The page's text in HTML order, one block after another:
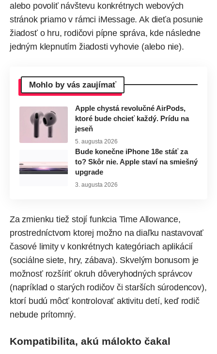
alebo povoliť návštevu konkrétnych webových
stránok priamo v rámci iMessage. Ak dieťa posunie
žiadosť o hru, rodičovi pípne správa, kde následne
jedným klepnutím žiadosti vyhovie (alebo nie).
Mohlo by vás zaujímať
Apple chystá revolučné AirPods,
ktoré bude chcieť každý. Prídu na
jeseň
5. augusta 2026
Bude konečne iPhone 18e stáť za
to? Skôr nie. Apple staví na smiešný
upgrade
3. augusta 2026
Za zmienku tiež stojí funkcia Time Allowance,
prostredníctvom ktorej možno na diaľku nastavovať
časové limity v konkrétnych kategóriach aplikácií
(sociálne siete, hry, zábava). Skvelým bonusom je
možnosť rozšíriť okruh dôveryhodných správcov
(napríklad o starých rodičov či starších súrodencov),
ktorí budú môcť kontrolovať aktivitu detí, keď rodič
nebude prítomný.
Kompatibilita, akú málokto čakal